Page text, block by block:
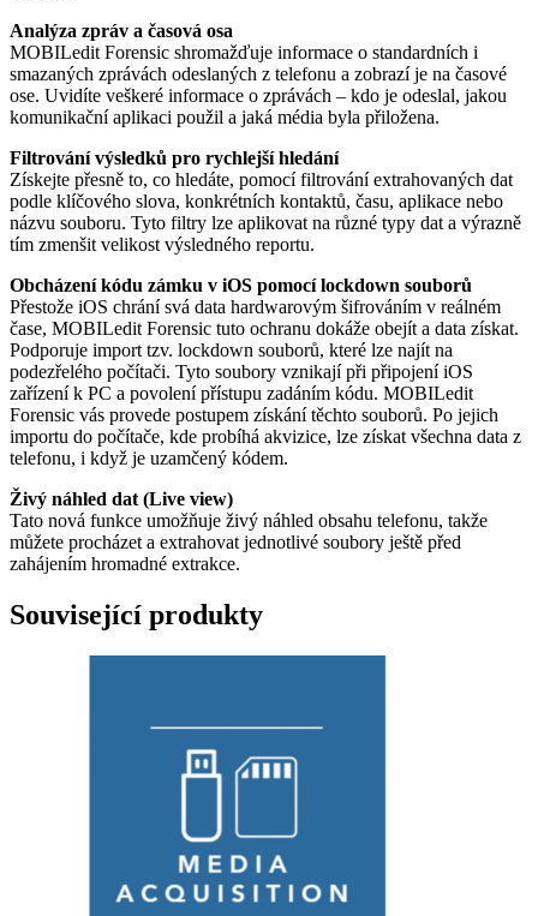
Analýza zpráv a časová osa
MOBILedit Forensic shromažďuje informace o standardních i
smazaných zprávách odeslaných z telefonu a zobrazí je na časové
ose. Uvidíte veškeré informace o zprávách – kdo je odeslal, jakou
komunikační aplikaci použil a jaká média byla přiložena.
Filtrování výsledků pro rychlejší hledání
Získejte přesně to, co hledáte, pomocí filtrování extrahovaných dat
podle klíčového slova, konkrétních kontaktů, času, aplikace nebo
názvu souboru. Tyto filtry lze aplikovat na různé typy dat a výrazně
tím zmenšit velikost výsledného reportu.
Obcházení kódu zámku v iOS pomocí lockdown souborů
Přestože iOS chrání svá data hardwarovým šifrováním v reálném
čase, MOBILedit Forensic tuto ochranu dokáže obejít a data získat.
Podporuje import tzv. lockdown souborů, které lze najít na
podezřelého počítači. Tyto soubory vznikají při připojení iOS
zařízení k PC a povolení přístupu zadáním kódu. MOBILedit
Forensic vás provede postupem získání těchto souborů. Po jejich
importu do počítače, kde probíhá akvizice, lze získat všechna data z
telefonu, i když je uzamčený kódem.
Živý náhled dat (Live view)
Tato nová funkce umožňuje živý náhled obsahu telefonu, takže
můžete procházet a extrahovat jednotlivé soubory ještě před
zahájením hromadné extrakce.
Související produkty